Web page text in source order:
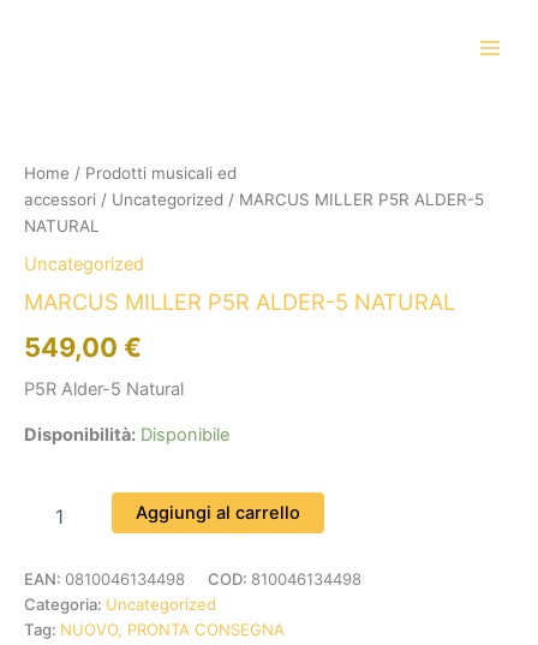
Home / Prodotti musicali ed
accessori / Uncategorized / MARCUS MILLER P5R ALDER-5
NATURAL
Uncategorized
MARCUS MILLER P5R ALDER-5 NATURAL
549,00 €
P5R Alder-5 Natural
Disponibilità: Disponibile
ALDER-
5
NATURAL
Aggiungi al carrello
EAN: 0810046134498 COD: 810046134498
Categoria: Uncategorized
Tag: NUOVO, PRONTA CONSEGNA